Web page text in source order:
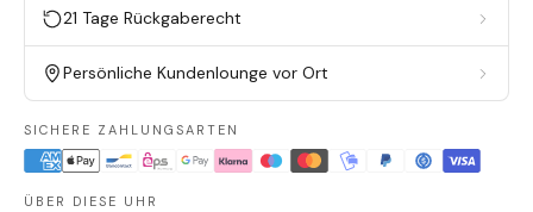
21 Tage Rückgaberecht
Persönliche Kundenlounge vor Ort
SICHERE ZAHLUNGSARTEN
ÜBER DIESE UHR